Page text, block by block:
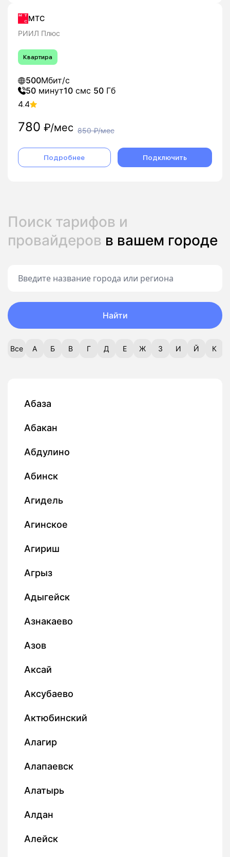
МТС
РИИЛ Плюс
Квартира
500Мбит/с
50 минут10 смс 50 Гб
4.4
780 ₽/мес 850₽/мес
Подробнее Подключить
Поиск тарифов и
провайдеров в вашем городе
Найти
Все А Б В Г Д Е Ж З И Й К
Абаза
Абакан
Абдулино
Абинск
Агидель
Агинское
Агириш
Агрыз
Адыгейск
Азнакаево
Азов
Аксай
Аксубаево
Актюбинский
Алагир
Алапаевск
Алатырь
Алдан
Алейск